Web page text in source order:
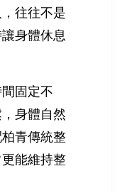
往往不是
身體休息
固定不
身體自然
青傳統整
能維持整